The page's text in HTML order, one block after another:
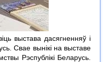
выстава дасягненняў і
Свае вынікі на выставе
Рэспублікі Беларусь.